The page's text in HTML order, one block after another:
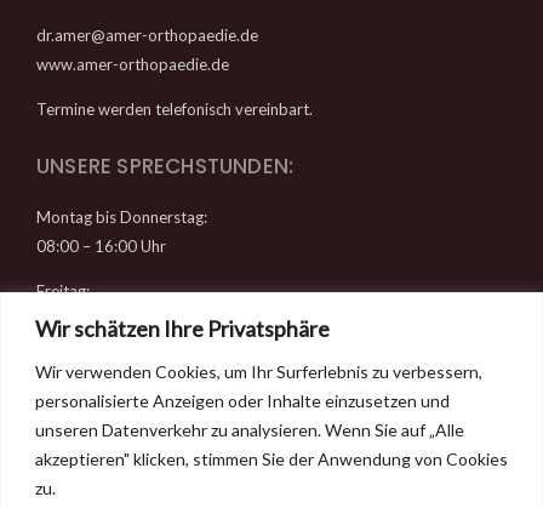
Wir schätzen Ihre Privatsphäre
Wir verwenden Cookies, um Ihr Surferlebnis zu verbessern,
personalisierte Anzeigen oder Inhalte einzusetzen und
unseren Datenverkehr zu analysieren. Wenn Sie auf „Alle
akzeptieren" klicken, stimmen Sie der Anwendung von Cookies
zu.
dr.amer@amer-orthopaedie.de
www.amer-orthopaedie.de
Termine werden telefonisch vereinbart.
UNSERE SPRECHSTUNDEN:
Montag bis Donnerstag:
08:00 – 16:00 Uhr
Freitag:
08:00 – 14:00 Uhr
RECHTLICHES
Datenschutz
Impressum
Kontakt & Anfahrt